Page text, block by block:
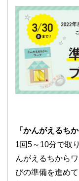
「かんがえるち
1回5～10分で取
んがえるちから
びの準備を進め